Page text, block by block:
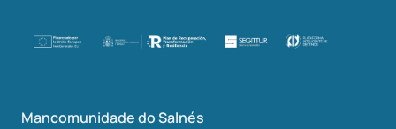
Mancomunidade do Salnés